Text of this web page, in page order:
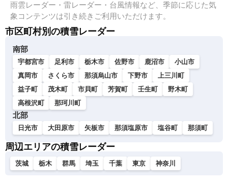
雨雲レーダー・雷レーダー・台風情報など、季節に応じた気
象コンテンツは引き続きご利用いただけます。
市区町村別の積雪レーダー
南部
宇都宮市 足利市 栃木市 佐野市 鹿沼市
小山市
真岡市
さくら市 那須烏山市 下野市
上三川町
益子町
茂木町 市貝町 芳賀町 壬生町
野木町
高根沢町
那珂川町
北部
日光市 大田原市 矢板市 那須塩原市 塩谷町 那須町
周辺エリアの積雪レーダー
茨城 栃木 群馬 埼玉 千葉 東京 神奈川